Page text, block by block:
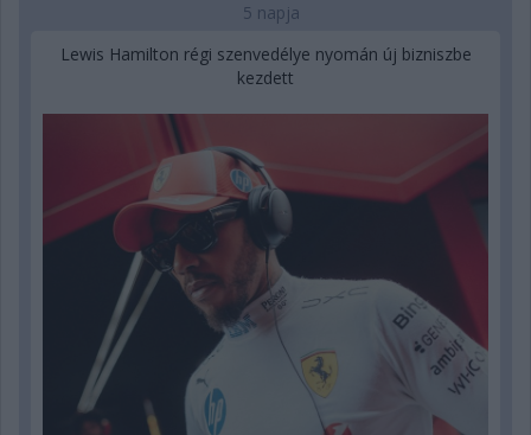
5 napja
Lewis Hamilton régi szenvedélye nyomán új bizniszbe
kezdett